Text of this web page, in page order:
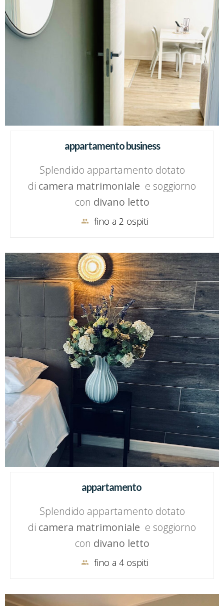
appartamento business
Splendido appartamento dotato
di camera matrimoniale e soggiorno
con divano letto
fino a 2 ospiti
appartamento
Splendido appartamento dotato
di camera matrimoniale e soggiorno
con divano letto
fino a 4 ospiti